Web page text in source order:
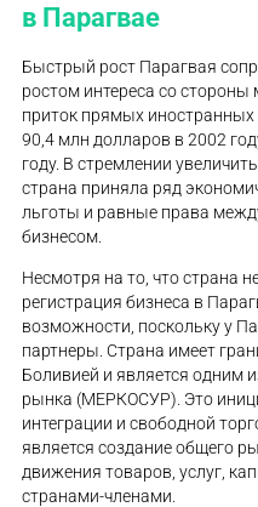
в Парагвае
Быстрый рост Парагвая
ростом интереса со
приток прямых
90,4 млн долларов в 2002
году. В стремлении
страна приняла ряд
льготы и равные права
бизнесом.
Несмотря на то, что страна
регистрация бизнеса в
возможности, поскольку у
партнеры. Страна имеет
Боливией и является одним
рынка (МЕРКОСУР). Это
интеграции и свободной
является создание общего
движения товаров, услуг,
странами-членами.